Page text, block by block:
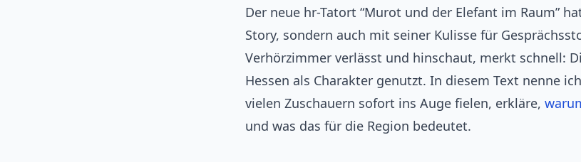
Der neue hr-Tatort “Murot und der Elefant im Raum”
Story, sondern auch mit seiner Kulisse für
Verhörzimmer verlässt und hinschaut, merkt schnell:
Hessen als Charakter genutzt. In diesem Text nenne
vielen Zuschauern sofort ins Auge fielen, erkläre,
und was das für die Region bedeutet.